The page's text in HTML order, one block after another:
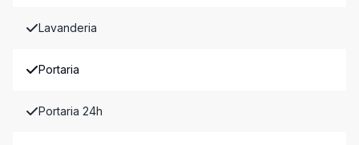
Lavanderia
Portaria
Portaria 24h